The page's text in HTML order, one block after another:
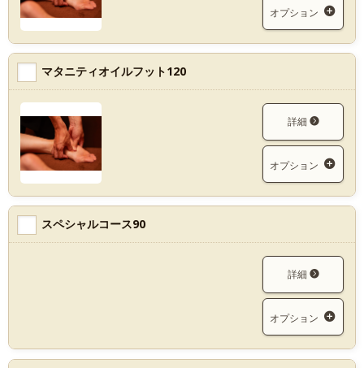
オプション
マタニティオイルフット120
詳細
オプション
スペシャルコース90
詳細
オプション